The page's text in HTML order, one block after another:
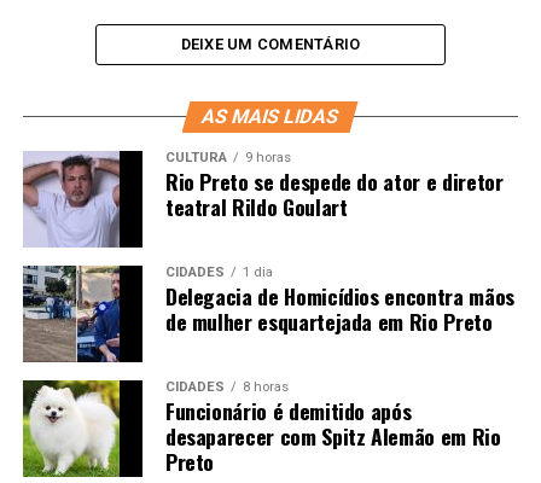
DEIXE UM COMENTÁRIO
AS MAIS LIDAS
CULTURA 9 horas
Rio Preto se despede do ator e diretor
teatral Rildo Goulart
CIDADES 1 dia
Delegacia de Homicídios encontra mãos
de mulher esquartejada em Rio Preto
CIDADES 8 horas
Funcionário é demitido após
desaparecer com Spitz Alemão em Rio
Preto